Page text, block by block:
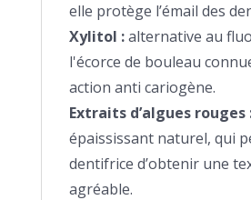
elle protège l’émail des
Xylitol :alternative au
l'écorce de bouleau
action anti cariogène.
Extraits d’algues rouges
épaississant naturel, qui
dentifrice d’obtenir une
agréable.